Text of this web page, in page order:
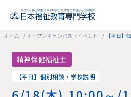
ホーム オープンキャンパス・イベント
精神保健福祉士
【平日】個別相談・学校説明